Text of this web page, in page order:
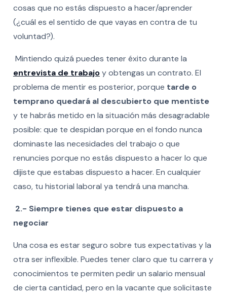
cosas que no estás dispuesto a hacer/aprender
(¿cuál es el sentido de que vayas en contra de tu
voluntad?).
Mintiendo quizá puedes tener éxito durante la
entrevista de trabajoy obtengas un contrato. El
problema de mentir es posterior, porque tarde o
temprano quedará al descubierto que mentiste
y te habrás metido en la situación más desagradable
posible: que te despidan porque en el fondo nunca
dominaste las necesidades del trabajo o que
renuncies porque no estás dispuesto a hacer lo que
dijiste que estabas dispuesto a hacer. En cualquier
caso, tu historial laboral ya tendrá una mancha.
2.- Siempre tienes que estar dispuesto a
negociar
Una cosa es estar seguro sobre tus expectativas y la
otra ser inflexible. Puedes tener claro que tu carrera y
conocimientos te permiten pedir un salario mensual
de cierta cantidad, pero en la vacante que solicitaste